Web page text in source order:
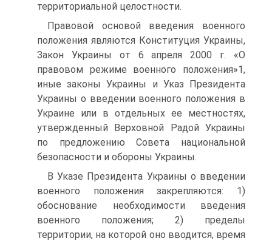
территориальной целостности.
Правовой основой введения военного
положения являются Конституция Украины,
Закон Украины от 6 апреля 2000 г. «О
правовом режиме военного положения»1,
иные законы Украины и Указ Президента
Украины о введении военного положения в
Украине или в отдельных ее местностях,
утвержденный Верховной Радой Украины
по предложению Совета национальной
безопасности и обороны Украины.
В Указе Президента Украины о введении
военного положения закрепляются: 1)
обоснование необходимости введения
военного положения; 2) пределы
территории, на которой оно вводится, время